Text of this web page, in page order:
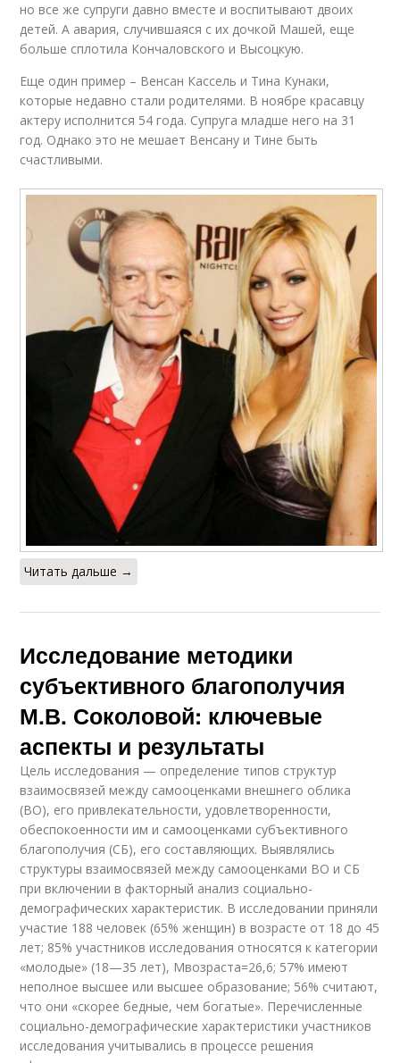
но все же супруги давно вместе и воспитывают двоих
детей. А авария, случившаяся с их дочкой Машей, еще
больше сплотила Кончаловского и Высоцкую.
Еще один пример – Венсан Кассель и Тина Кунаки,
которые недавно стали родителями. В ноябре красавцу
актеру исполнится 54 года. Супруга младше него на 31
год. Однако это не мешает Венсану и Тине быть
счастливыми.
Читать дальше →
Исследование методики
субъективного благополучия
М.В. Соколовой: ключевые
аспекты и результаты
Цель исследования — определение типов структур
взаимосвязей между самооценками внешнего облика
(ВО), его привлекательности, удовлетворенности,
обеспокоенности им и самооценками субъективного
благополучия (СБ), его составляющих. Выявлялись
структуры взаимосвязей между самооценками ВО и СБ
при включении в факторный анализ социально-
демографических характеристик. В исследовании приняли
участие 188 человек (65% женщин) в возрасте от 18 до 45
лет; 85% участников исследования относятся к категории
«молодые» (18—35 лет), Мвозраста=26,6; 57% имеют
неполное высшее или высшее образование; 56% считают,
что они «скорее бедные, чем богатые». Перечисленные
социально-демографические характеристики участников
исследования учитывались в процессе решения